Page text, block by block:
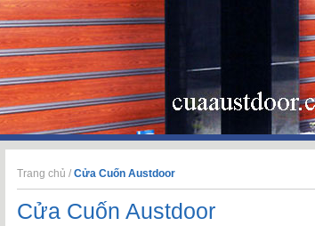
Trang chủ / Cửa Cuốn Austdoor
Cửa Cuốn Austdoor